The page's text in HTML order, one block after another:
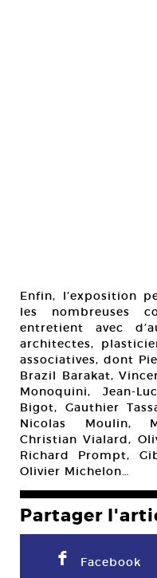
Enfin, l’exposition
les nombreuses
entretient avec
architectes,
associatives, dont
Brazil Barakat,
Monoquini, Jean-
Bigot, Gauthier
Nicolas Moulin,
Christian Vialard,
Richard Prompt,
Olivier Michelon…
Partager
F Facebook